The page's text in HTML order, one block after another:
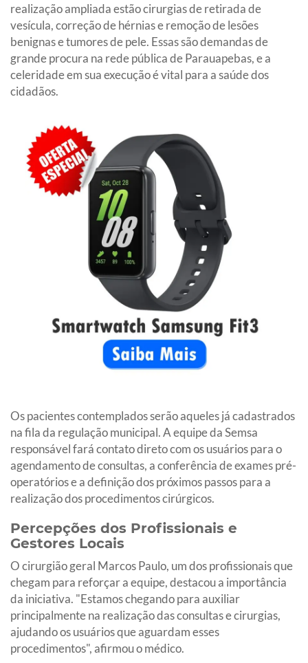
realização ampliada estão cirurgias de retirada de
vesícula, correção de hérnias e remoção de lesões
benignas e tumores de pele. Essas são demandas de
grande procura na rede pública de Parauapebas, e a
celeridade em sua execução é vital para a saúde dos
cidadãos.
Os pacientes contemplados serão aqueles já cadastrados
na fila da regulação municipal. A equipe da Semsa
responsável fará contato direto com os usuários para o
agendamento de consultas, a conferência de exames pré-
operatórios e a definição dos próximos passos para a
realização dos procedimentos cirúrgicos.
Percepções dos Profissionais e
Gestores Locais
O cirurgião geral Marcos Paulo, um dos profissionais que
chegam para reforçar a equipe, destacou a importância
da iniciativa. "Estamos chegando para auxiliar
principalmente na realização das consultas e cirurgias,
ajudando os usuários que aguardam esses
procedimentos", afirmou o médico.